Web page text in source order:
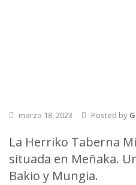
marzo 18, 2023 Posted by
La Herriko Taberna
situada en Meñaka.
Bakio y Mungia.